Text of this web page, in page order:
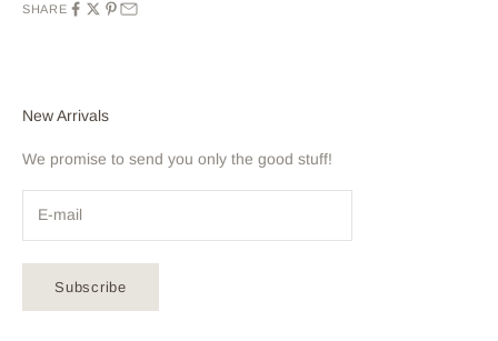
SHARE
New Arrivals
We promise to send you only the good stuff!
Subscribe